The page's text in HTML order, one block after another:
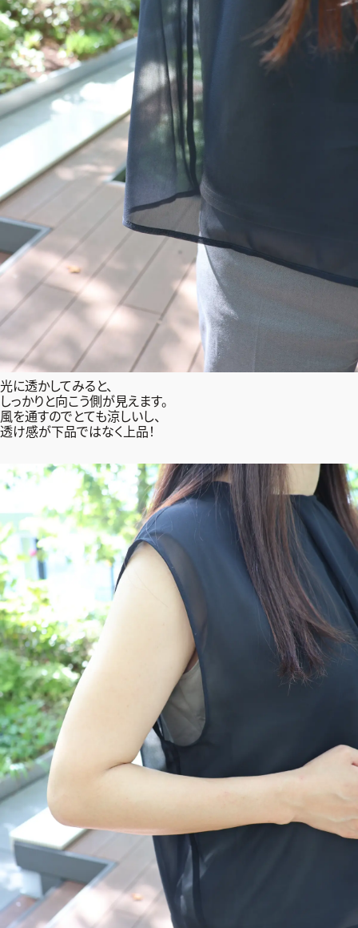
光に透かしてみると、
しっかりと向こう側が見えます。
風を通すのでとても涼しいし、
透け感が下品ではなく上品！